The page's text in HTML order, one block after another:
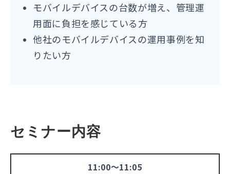
モバイルデバイスの台数が増え、管理運
用面に負担を感じている方
他社のモバイルデバイスの運用事例を知
りたい方
セミナー内容
11:00～11:05